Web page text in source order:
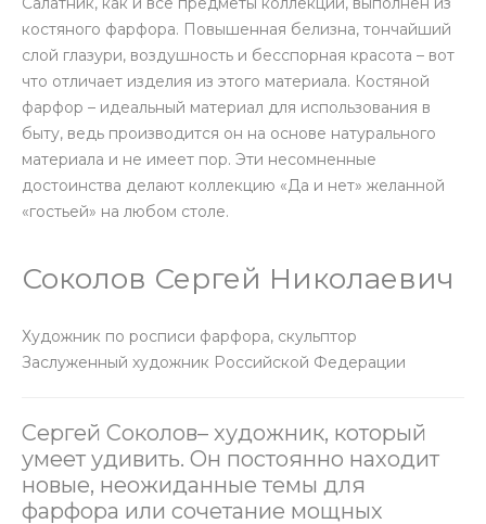
костяного фарфора. Повышенная белизна, тончайший
слой глазури, воздушность и бесспорная красота – вот
что отличает изделия из этого материала. Костяной
фарфор – идеальный материал для использования в
быту, ведь производится он на основе натурального
материала и не имеет пор. Эти несомненные
достоинства делают коллекцию «Да и нет» желанной
«гостьей» на любом столе.
Соколов Сергей Николаевич
Художник по росписи фарфора, скульптор
Заслуженный художник Российской Федерации
Сергей Соколов– художник, который
умеет удивить. Он постоянно находит
новые, неожиданные темы для
фарфора или сочетание мощных